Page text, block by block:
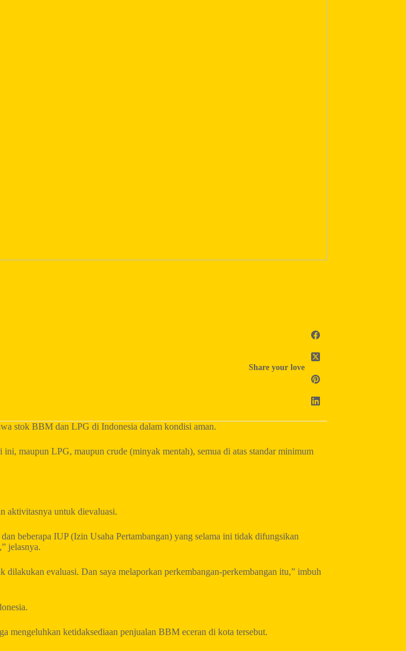
Share your love
stok BBM dan LPG di Indonesia dalam kondisi aman.
maupun LPG, maupun crude (minyak mentah), semua di atas standar minimum
aktivitasnya untuk dievaluasi.
beberapa IUP (Izin Usaha Pertambangan) yang selama ini tidak difungsikan
jelasnya.
evaluasi. Dan saya melaporkan perkembangan-perkembangan itu,” imbuh
mengeluhkan ketidaksediaan penjualan BBM eceran di kota tersebut.